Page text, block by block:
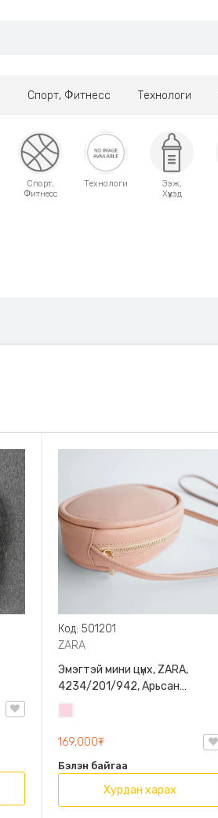
Спорт, Фитнесс Технологи
Спорт,
Фитнесс
Технологи
Ээж,
Хүүхэд
Код: 501201
ZARA
Эмэгтэй мини цүнх, ZARA,
4234/201/942, Арьсан
материалтай, LIMITED EDITION
OVAL LEATHER HANDBAG TRF
169,000₮
Бэлэн байгаа
Хурдан харах